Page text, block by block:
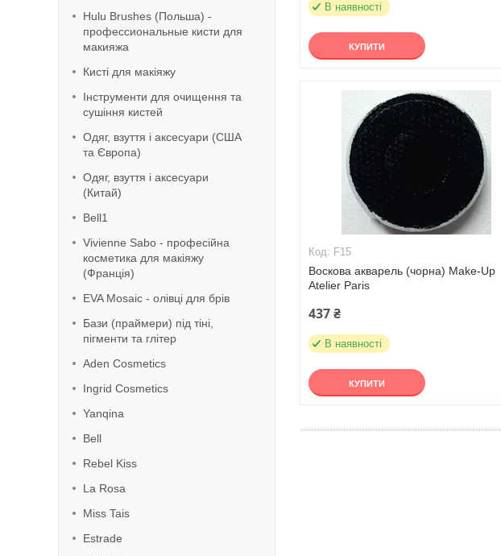
Hulu Brushes (Польша) -
профессиональные кисти для
макияжа
Кисті для макіяжу
Інструменти для очищення та
сушіння кистей
Одяг, взуття і аксесуари (США
та Європа)
Одяг, взуття і аксесуари
(Китай)
Bell1
Vivienne Sabo - професійна
косметика для макіяжу
(Франція)
EVA Mosaic - олівці для брів
Бази (праймери) під тіні,
пігменти та глітер
Aden Cosmetics
Ingrid Cosmetics
Yanqina
Bell
Rebel Kiss
La Rosa
Miss Tais
Estrade
В наявності
КУПИТИ
F15
Воскова акварель (чорна) Make-Up
Atelier Paris
437 ₴
В наявності
КУПИТИ